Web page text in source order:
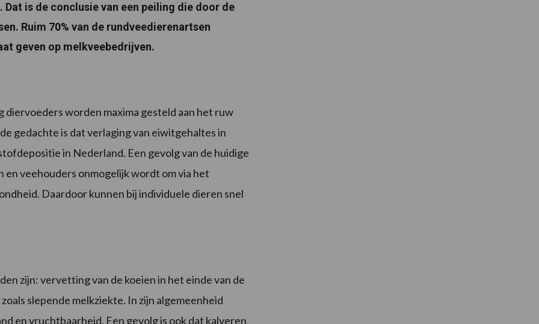
is de conclusie van een peiling die door de
Ruim 70% van de rundveedierenartsen
geven op melkveebedrijven.
worden maxima gesteld aan het ruw
gedachte is dat verlaging van eiwitgehaltes in
in Nederland. Een gevolg van de huidige
veehouders onmogelijk wordt om via het
Daardoor kunnen bij individuele dieren snel
zijn: vervetting van de koeien in het einde van de
slepende melkziekte. In zijn algemeenheid
en vruchtbaarheid. Een gevolg is ook dat kalveren